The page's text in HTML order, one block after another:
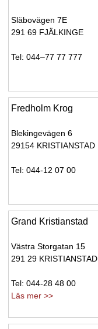
Släbovägen 7E
291 69 FJÄLKINGE
Tel: 044–77 77 777
Fredholm Krog
Blekingevägen 6
29154 KRISTIANSTAD
Tel: 044-12 07 00
Grand Kristianstad
Västra Storgatan 15
291 29 KRISTIANSTAD
Tel: 044-28 48 00
Läs mer >>